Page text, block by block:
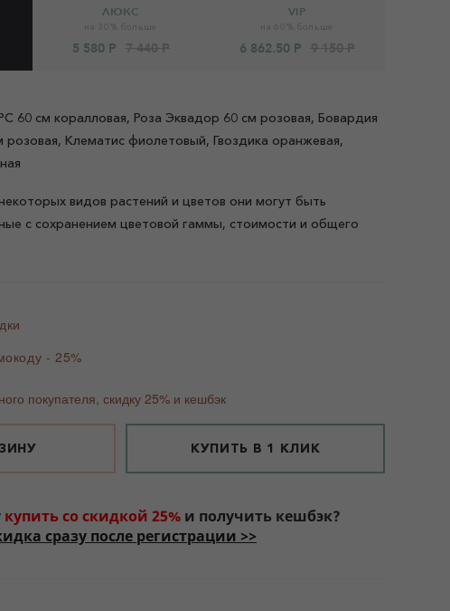
ЛЮКС
5 580 Р 7 440 Р
VIP
6 862.50 Р 9 150 Р
60 см коралловая, Роза Эквадор 60 см розовая, Бовардия
розовая, Клематис фиолетовый, Гвоздика оранжевая,
видов растений и цветов они могут быть
с сохранением цветовой гаммы, стоимости и общего
- 25%
покупателя, скидку 25% и кешбэк
КУПИТЬ В 1 КЛИК
купить со скидкой 25%и получить кешбэк?
сразу после регистрации >>